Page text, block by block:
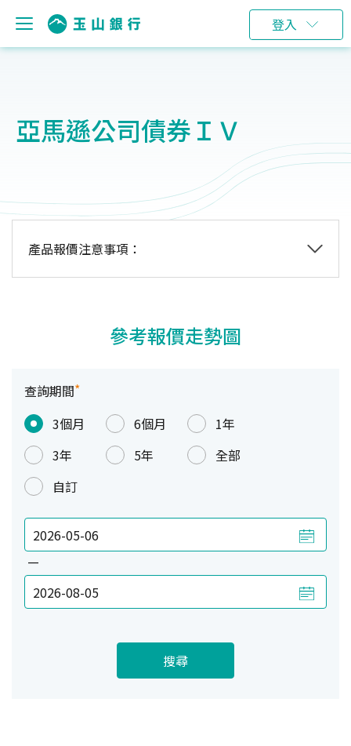
登入
亞馬遜公司債券ＩＶ
產品報價注意事項：
參考報價走勢圖
查詢期間*
3個月
6個月
1年
3年
5年
全部
自訂
—
搜尋